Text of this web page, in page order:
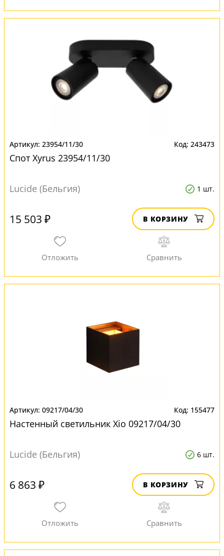
23954/11/30 243473
Спот Xyrus 23954/11/30
Lucide (Бельгия) 1 шт.
15 503 ₽ В КОРЗИНУ
09217/04/30 155477
Настенный светильник Xio 09217/04/30
Lucide (Бельгия) 6 шт.
6 863 ₽ В КОРЗИНУ